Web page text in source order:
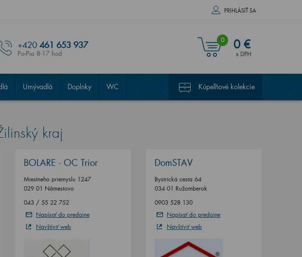
PRIHLÁSIŤ SA
+420 461 653 937
Po-Pia 8-17 hod
0 0 €
s DPH
Umývadlá Doplnky WC Kúpeľňové kolekcie
kraj
BOLARE - OC Trior
Miestneho priemyslu 1247
029 01 Námestovo
043 / 55 22 752
Napísať do predajne
Navštíviť web
DomSTAV
Bystrická cesta 64
034 01 Ružomberok
0903 528 130
Napísať do predajne
Navštíviť web